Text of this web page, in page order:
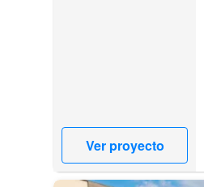
Ver proyecto